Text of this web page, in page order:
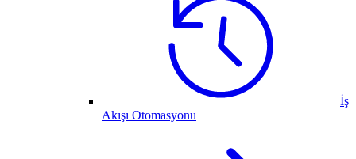
İş
Akışı Otomasyonu